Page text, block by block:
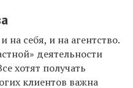
себя, и на агентство.
деятельности
хотят получать
клиентов важна